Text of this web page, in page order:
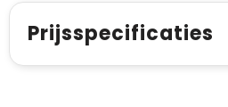
Prijsspecificaties